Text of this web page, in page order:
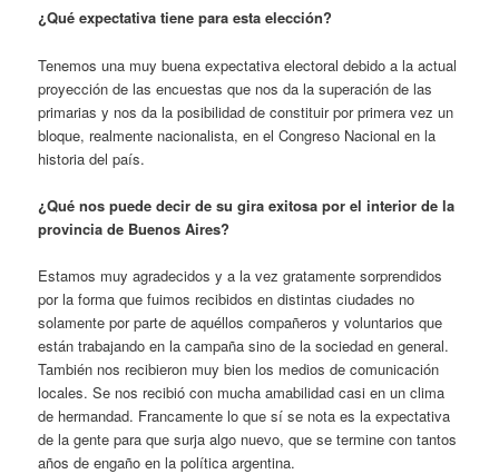
¿Qué expectativa tiene para esta elección?
Tenemos una muy buena expectativa electoral debido a la actual
proyección de las encuestas que nos da la superación de las
primarias y nos da la posibilidad de constituir por primera vez un
bloque, realmente nacionalista, en el Congreso Nacional en la
historia del país.
¿Qué nos puede decir de su gira exitosa por el interior de la
provincia de Buenos Aires?
Estamos muy agradecidos y a la vez gratamente sorprendidos
por la forma que fuimos recibidos en distintas ciudades no
solamente por parte de aquéllos compañeros y voluntarios que
están trabajando en la campaña sino de la sociedad en general.
También nos recibieron muy bien los medios de comunicación
locales. Se nos recibió con mucha amabilidad casi en un clima
de hermandad. Francamente lo que sí se nota es la expectativa
de la gente para que surja algo nuevo, que se termine con tantos
años de engaño en la política argentina.